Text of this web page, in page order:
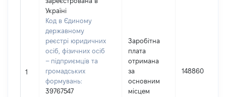
1
Україні
Код в Єдиному
державному
реєстрі юридичних
осіб, фізичних осіб
– підприємців та
громадських
формувань:
39767547
Заробітна
плата
отримана
за
основним
місцем
148860